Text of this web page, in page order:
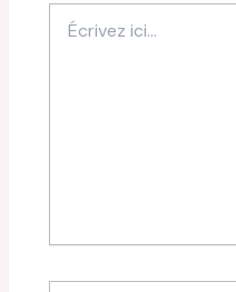
ici…